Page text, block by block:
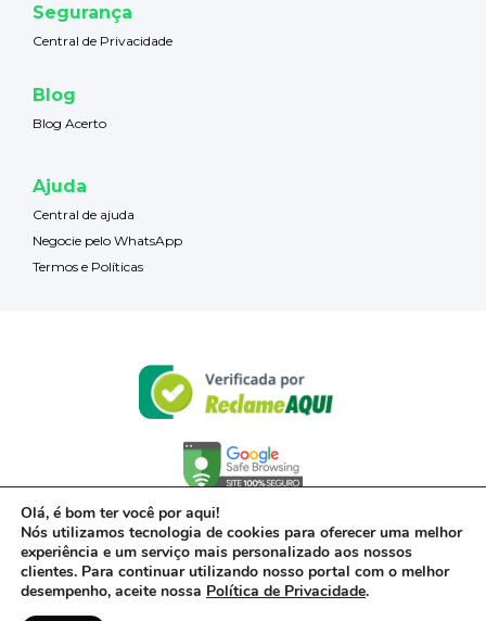
Segurança
Central de Privacidade
Blog
Blog Acerto
Ajuda
Central de ajuda
Negocie pelo WhatsApp
Termos e Políticas
Olá, é bom ter você por aqui!
Nós utilizamos tecnologia de cookies para oferecer uma melhor
experiência e um serviço mais personalizado aos nossos
clientes. Para continuar utilizando nosso portal com o melhor
desempenho, aceite nossa Política de Privacidade.